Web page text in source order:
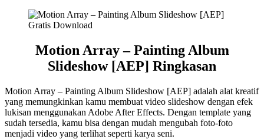
Motion Array – Painting Album
Slideshow [AEP] Ringkasan
Motion Array – Painting Album Slideshow [AEP] adalah alat kreatif
yang memungkinkan kamu membuat video slideshow dengan efek
lukisan menggunakan Adobe After Effects. Dengan template yang
sudah tersedia, kamu bisa dengan mudah mengubah foto-foto
menjadi video yang terlihat seperti karya seni.